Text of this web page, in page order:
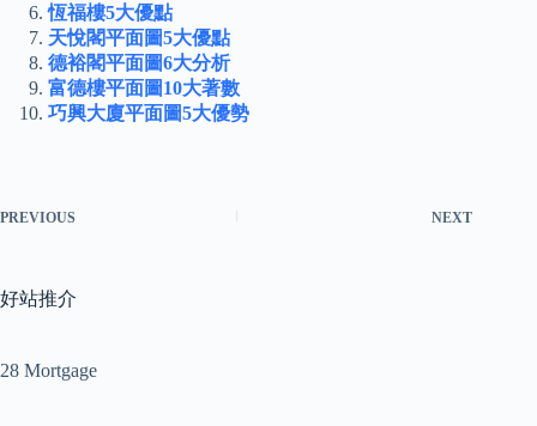
恆福樓5大優點
天悅閣平面圖5大優點
德裕閣平面圖6大分析
富德樓平面圖10大著數
巧興大廈平面圖5大優勢
PREVIOUS NEXT
好站推介
28 Mortgage